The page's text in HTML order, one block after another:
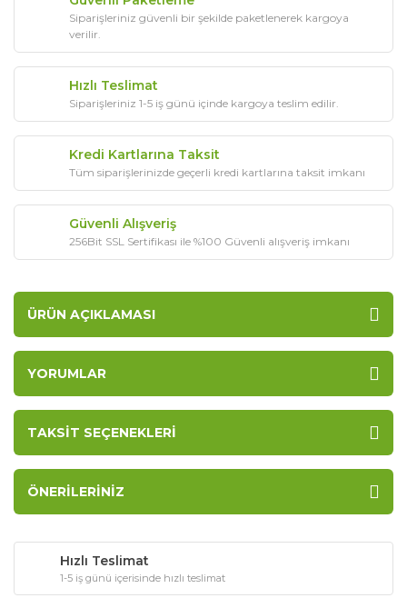
Siparişleriniz güvenli bir şekilde paketlenerek kargoya
verilir.
Hızlı Teslimat
Siparişleriniz 1-5 iş günü içinde kargoya teslim edilir.
Kredi Kartlarına Taksit
Tüm siparişlerinizde geçerli kredi kartlarına taksit imkanı
Güvenli Alışveriş
256Bit SSL Sertifikası ile %100 Güvenli alışveriş imkanı
ÜRÜN AÇIKLAMASI
YORUMLAR
TAKSIT SEÇENEKLERI
ÖNERILERINIZ
Hızlı Teslimat
1-5 iş günü içerisinde hızlı teslimat